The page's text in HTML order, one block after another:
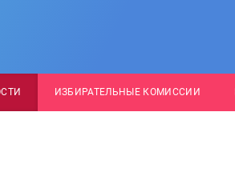
ИЗБИРАТЕЛЬНЫЕ КОМИССИИ